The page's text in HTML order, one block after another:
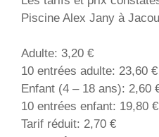
Piscine Alex Jany à
Adulte: 3,20 €
10 entrées adulte: 23,60 €
Enfant (4 – 18 ans): 2,60
10 entrées enfant: 19,80 €
Tarif réduit: 2,70 €